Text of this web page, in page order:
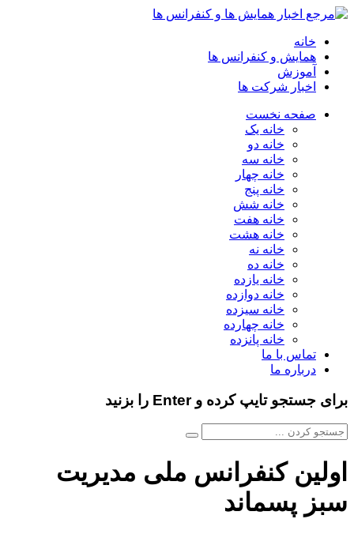
خانه
همایش و کنفرانس ها
آموزش
اخبار شرکت ها
صفحه نخست
خانه یک
خانه دو
خانه سه
خانه چهار
خانه پنج
خانه شش
خانه هفت
خانه هشت
خانه نه
خانه ده
خانه یازده
خانه دوازده
خانه سیزده
خانه چهارده
خانه پانزده
تماس با ما
درباره ما
برای جستجو تایپ کرده و Enter را بزنید
اولین کنفرانس ملی مدیریت
سبز پسماند